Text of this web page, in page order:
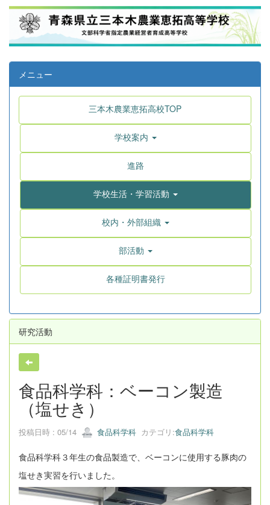
メニュー
三本木農業恵拓高校TOP
学校案内
進路
学校生活・学習活動
校内・外部組織
部活動
各種証明書発行
研究活動
食品科学科：ベーコン製造
（塩せき）
投稿日時 : 05/14 食品科学科 カテゴリ:食品科学科
食品科学科３年生の食品製造で、ベーコンに使用する豚肉の
塩せき実習を行いました。